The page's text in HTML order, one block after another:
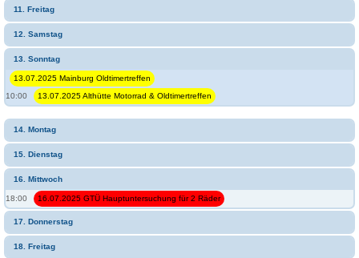
11. Freitag
12. Samstag
13. Sonntag
13.07.2025 Mainburg Oldtimertreffen
10:00
13.07.2025 Althütte Motorrad & Oldtimertreffen
14. Montag
15. Dienstag
16. Mittwoch
18:00 16.07.2025 GTÜ Hauptuntersuchung für 2 Räder
17. Donnerstag
18. Freitag